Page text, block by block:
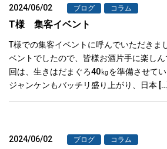
2024/06/02 ブログ コラム
T様 集客イベント
T様での集客イベントに呼んでいただきま
ベントでしたので、皆様お酒片手に楽し
回は、生きはだまぐろ40㎏を準備させて
ジャンケンもバッチリ盛り上がり、日本 […]
2024/06/02 ブログ コラム